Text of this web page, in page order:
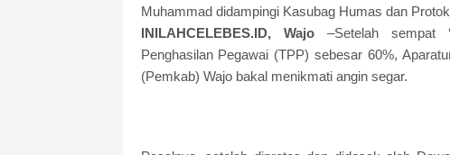
Muhammad didampingi Kasubag Humas dan
INILAHCELEBES.ID, Wajo–Setelah sempat
Penghasilan Pegawai (TPP) sebesar 60%,
(Pemkab) Wajo bakal menikmati angin segar.